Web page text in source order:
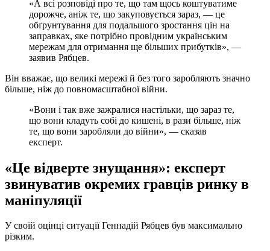
«А всі розповіді про те, що там щось коштуватиме
дорожче, аніж те, що закуповується зараз, — це
обґрунтування для подальшого зростання цін на
заправках, яке потрібно провідним українським
мережам для отримання ще більших прибутків», —
заявив Рябцев.
Він вважає, що великі мережі й без того заробляють значно
більше, ніж до повномасштабної війни.
«Вони і так вже зажралися настільки, що зараз те,
що вони кладуть собі до кишені, в рази більше, ніж
те, що вони заробляли до війни», — сказав
експерт.
«Це відверте знущання»: експерт
звинуватив окремих гравців ринку в
маніпуляції
У своїй оцінці ситуації Геннадій Рябцев був максимально
різким.